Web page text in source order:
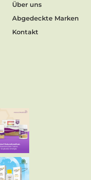
Über uns
Abgedeckte Marken
Kontakt